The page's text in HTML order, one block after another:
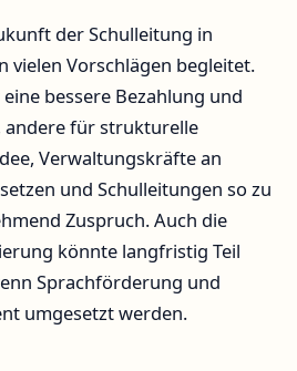
der Schulleitung in
vielen Vorschlägen begleitet.
bessere Bezahlung und
andere für strukturelle
Verwaltungskräfte an
und Schulleitungen so zu
Zuspruch. Auch die
könnte langfristig Teil
Sprachförderung und
umgesetzt werden.